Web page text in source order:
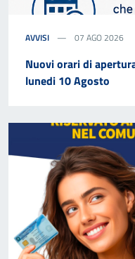
AVVISI 07 AGO 2026
Nuovi orari di
lunedi 10 Agosto